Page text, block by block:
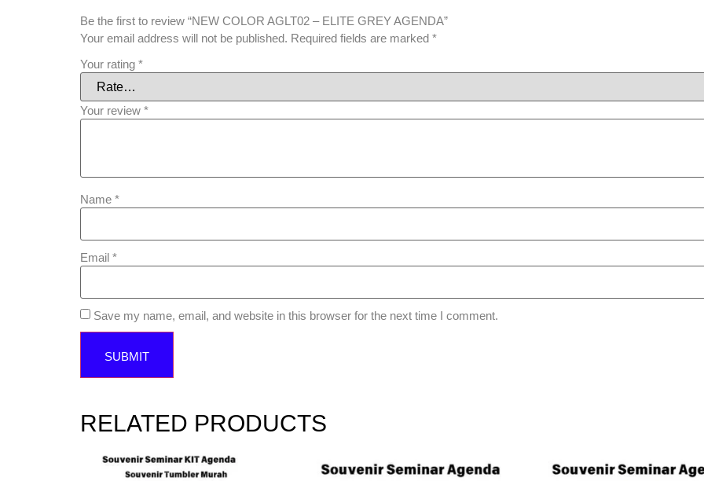
Be the first to review “NEW COLOR AGLT02 – ELITE GREY AGENDA”
Your email address will not be published. Required fields are marked *
Your rating *
Your review *
Name *
Email *
Save my name, email, and website in this browser for the next time I comment.
RELATED PRODUCTS